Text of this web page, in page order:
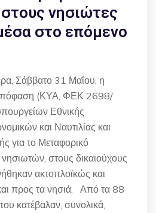
νησιώτες
στο επόμενο
Σάββατο 31 Μαΐου, η
(ΚΥΑ, ΦΕΚ 2698/
Εθνικής
και Ναυτιλίας και
για το Μεταφορικό
στους δικαιούχους
ακτοπλοϊκώς και
προς τα νησιά. Από τα 88
κατέβαλαν, συνολικά,